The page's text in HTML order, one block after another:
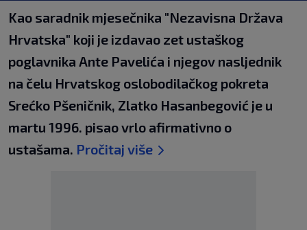
Kao saradnik mjesečnika "Nezavisna Država
Hrvatska" koji je izdavao zet ustaškog
poglavnika Ante Pavelića i njegov nasljednik
na čelu Hrvatskog oslobodilačkog pokreta
Srećko Pšeničnik, Zlatko Hasanbegović je u
martu 1996. pisao vrlo afirmativno o
ustašama. Pročitaj više